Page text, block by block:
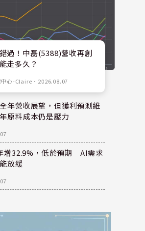
過！中磊(5388)營收再創
走多久？
中心-Claire ． 2026.08.07
年營收展望，但獲利預測維
原料成本仍是壓力
增32.9%，低於預期 AI需求
放緩